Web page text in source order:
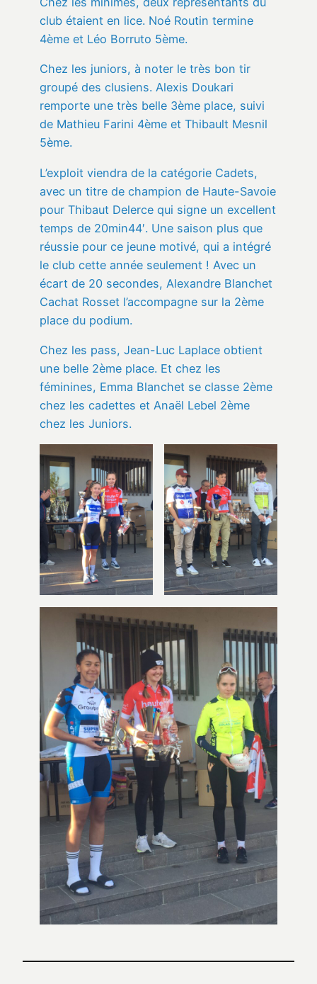
club étaient en lice. Noé Routin termine
4ème et Léo Borruto 5ème.
Chez les juniors, à noter le très bon tir
groupé des clusiens. Alexis Doukari
remporte une très belle 3ème place, suivi
de Mathieu Farini 4ème et Thibault Mesnil
5ème.
L’exploit viendra de la catégorie Cadets,
avec un titre de champion de Haute-Savoie
pour Thibaut Delerce qui signe un excellent
temps de 20min44′. Une saison plus que
réussie pour ce jeune motivé, qui a intégré
le club cette année seulement ! Avec un
écart de 20 secondes, Alexandre Blanchet
Cachat Rosset l’accompagne sur la 2ème
place du podium.
Chez les pass, Jean-Luc Laplace obtient
une belle 2ème place. Et chez les
féminines, Emma Blanchet se classe 2ème
chez les cadettes et Anaël Lebel 2ème
chez les Juniors.